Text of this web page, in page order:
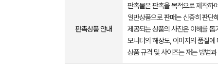
판촉상품 안내
판촉물은 판촉을 목적으로 제작하
일반상품으로 판매는 신중히 판단
제공되는 상품의 사진은 이해를
모니터의 해상도, 이미지의 품질
상품 규격 및 사이즈는 재는 방법